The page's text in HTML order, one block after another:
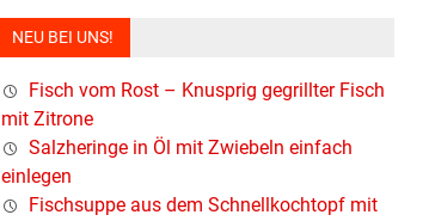
NEU BEI UNS!
Fisch vom Rost – Knusprig gegrillter Fisch
mit Zitrone
Salzheringe in Öl mit Zwiebeln einfach
einlegen
Fischsuppe aus dem Schnellkochtopf mit